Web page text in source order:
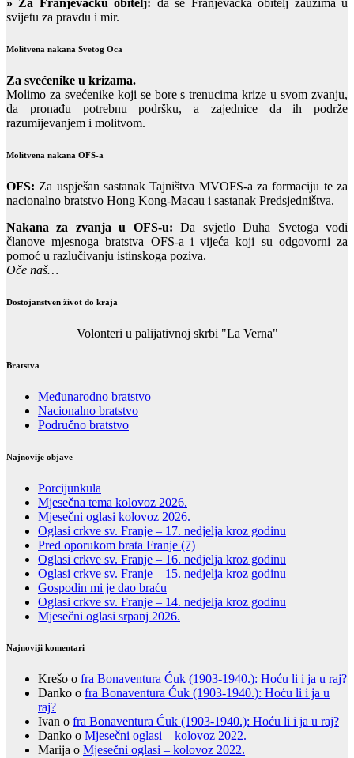
svijetu za pravdu i mir.
Molitvena nakana Svetog Oca
Za svećenike u krizama.
Molimo za svećenike koji se bore s trenucima krize u svom zvanju,
da pronađu potrebnu podršku, a zajednice da ih podrže
razumijevanjem i molitvom.
Molitvena nakana OFS-a
OFS: Za uspješan sastanak Tajništva MVOFS-a za formaciju te za
nacionalno bratstvo Hong Kong-Macau i sastanak Predsjedništva.
Nakana za zvanja u OFS-u: Da svjetlo Duha Svetoga vodi
članove mjesnoga bratstva OFS-a i vijeća koji su odgovorni za
pomoć u razlučivanju istinskoga poziva.
Oče naš…
Dostojanstven život do kraja
Volonteri u palijativnoj skrbi "La Verna"
Bratstva
Međunarodno bratstvo
Nacionalno bratstvo
Područno bratstvo
Najnovije objave
Porcijunkula
Mjesečna tema kolovoz 2026.
Mjesečni oglasi kolovoz 2026.
Oglasi crkve sv. Franje – 17. nedjelja kroz godinu
Pred oporukom brata Franje (7)
Oglasi crkve sv. Franje – 16. nedjelja kroz godinu
Oglasi crkve sv. Franje – 15. nedjelja kroz godinu
Gospodin mi je dao braću
Oglasi crkve sv. Franje – 14. nedjelja kroz godinu
Mjesečni oglasi srpanj 2026.
Najnoviji komentari
Krešo o fra Bonaventura Ćuk (1903-1940.): Hoću li i ja u raj?
Danko o fra Bonaventura Ćuk (1903-1940.): Hoću li i ja u
raj?
Ivan o fra Bonaventura Ćuk (1903-1940.): Hoću li i ja u raj?
Danko o Mjesečni oglasi – kolovoz 2022.
Marija o Mjesečni oglasi – kolovoz 2022.